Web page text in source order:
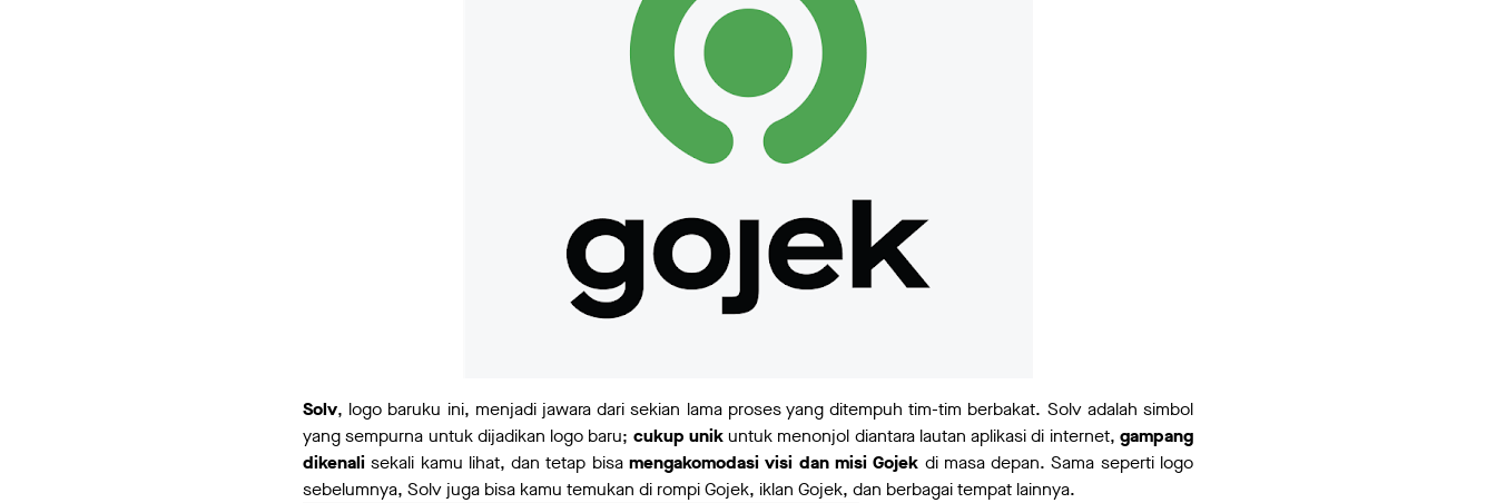
Solv, logo baruku ini, menjadi jawara dari sekian lama proses yang ditempuh tim-tim berbakat. Solv adalah simbol
yang sempurna untuk dijadikan logo baru; cukup unikuntuk menonjol diantara lautan aplikasi di internet,gampang
dikenali sekali kamu lihat, dan tetap bisamengakomodasi visi dan misi Gojek di masa depan. Sama seperti logo
sebelumnya, Solv juga bisa kamu temukan di rompi Gojek, iklan Gojek, dan berbagai tempat lainnya.